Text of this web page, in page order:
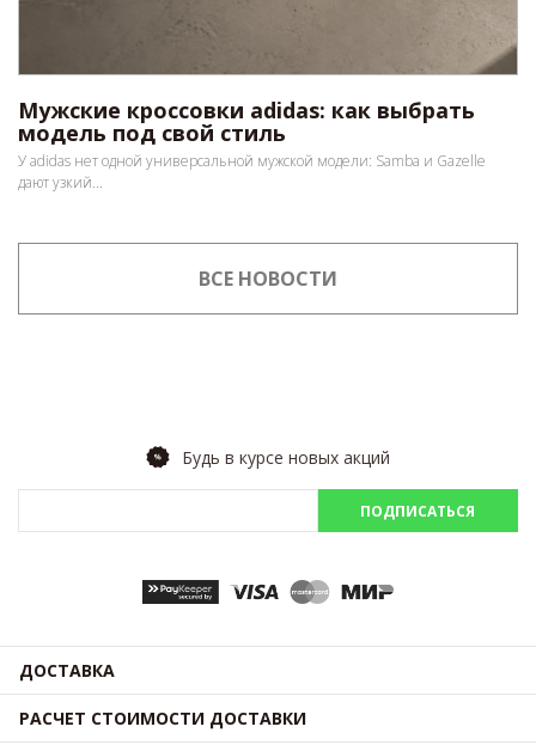
Мужские кроссовки adidas: как выбрать
модель под свой стиль
У adidas нет одной универсальной мужской модели: Samba и Gazelle
дают узкий...
ВСЕ НОВОСТИ
Будь в курсе новых акций
ПОДПИСАТЬСЯ
ДОСТАВКА
РАСЧЕТ СТОИМОСТИ ДОСТАВКИ